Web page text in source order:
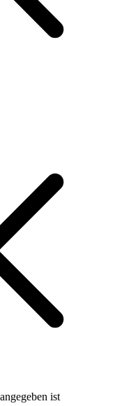
ist